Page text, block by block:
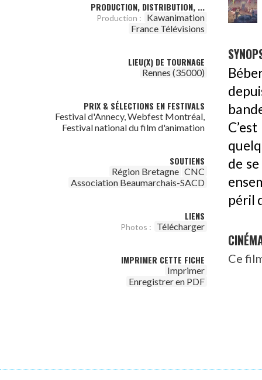
PRODUCTION, DISTRIBUTION, ...
Production :
Kawanimation
France Télévisions
LIEU(X) DE TOURNAGE
Rennes (35000)
PRIX & SÉLECTIONS EN FESTIVALS
Festival d'Annecy, Webfest Montréal,
Festival national du film d'animation
SOUTIENS
Région Bretagne CNC
Association Beaumarchais-SACD
LIENS
Photos : Télécharger
IMPRIMER CETTE FICHE
Imprimer
Enregistrer en PDF
de
péril
Ce